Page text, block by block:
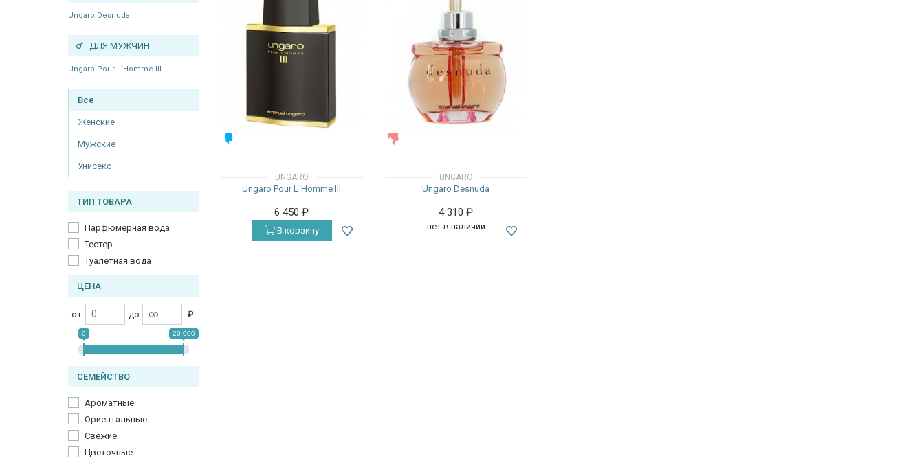
Ungaro Desnuda
ДЛЯ МУЖЧИН
Ungaro Pour L`Homme III
Все
Женские
Мужские
Унисекс
ТИП ТОВАРА
Парфюмерная вода
Тестер
Туалетная вода
ЦЕНА
от до ₽
0 20 000
СЕМЕЙСТВО
Ароматные
Ориентальные
Свежие
Цветочные
UNGARO
Ungaro Pour L`Homme III
6 450₽
В корзину
UNGARO
Ungaro Desnuda
4 310₽
нет в наличии